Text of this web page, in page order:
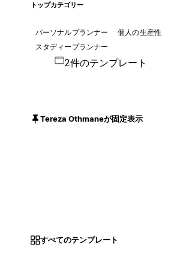
トップカテゴリー
パーソナルプランナー
個人の生産性
スタディープランナー
2件のテンプレート
Tereza Othmaneが固定表示
すべてのテンプレート